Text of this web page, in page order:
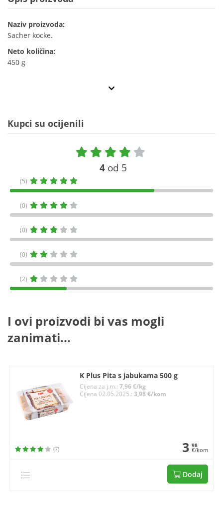
Naziv proizvoda:
Sacher kocke.
Neto količina:
450 g
Kupci su ocijenili
4 od 5
(5)
(0)
(0)
(0)
(2)
I ovi proizvodi bi vas mogli
zanimati...
K Plus Pita s jabukama 500 g
Cijena za j.m.:7,96 €/kg
Cijena 02.05.2025.:3,98 €/kom
(7) 3 98
€/kom
Dodaj